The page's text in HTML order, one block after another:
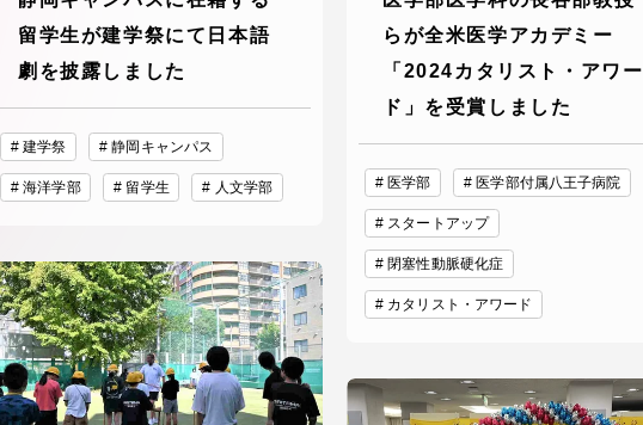
留学生が建学祭にて日本語
劇を披露しました
建学祭 静岡キャンパス
海洋学部 留学生 人文学部
らが全米医学アカデミー
「2024カタリスト・アワー
ド」を受賞しました
医学部 医学部付属八王子病院
スタートアップ
閉塞性動脈硬化症
カタリスト・アワード
究支援・体制
ポーツ・施設
属図書館
海大学 教員・研究者ガイド
東海大学会員サイト案内（資料
出願方法
合否発表・入学手続